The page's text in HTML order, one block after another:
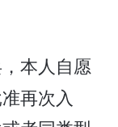
本人自愿
再次入